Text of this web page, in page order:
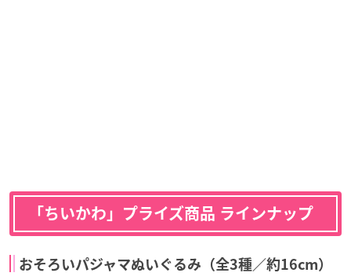
「ちいかわ」プライズ商品 ラインナップ
おそろいパジャマぬいぐるみ（全3種／約16cm）